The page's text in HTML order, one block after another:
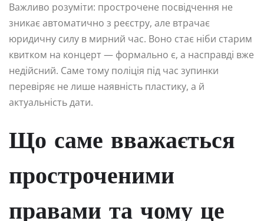
Важливо розуміти: прострочене посвідчення не
зникає автоматично з реєстру, але втрачає
юридичну силу в мирний час. Воно стає ніби старим
квитком на концерт — формально є, а насправді вже
недійсний. Саме тому поліція під час зупинки
перевіряє не лише наявність пластику, а й
актуальність дати.
Що саме вважається
простроченими
правами та чому це